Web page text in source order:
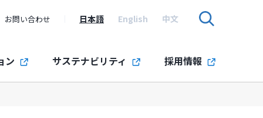
ン サステナビリティ 採用情報
お問い合わせ 日本語 English 中文